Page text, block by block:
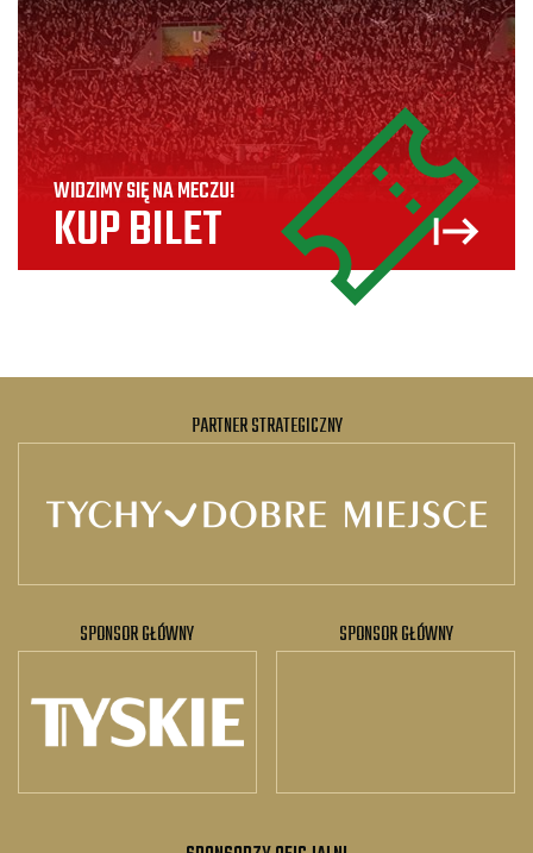
WIDZIMY SIĘ NA MECZU!
KUP BILET
PARTNER STRATEGICZNY
SPONSOR GŁÓWNY SPONSOR GŁÓWNY